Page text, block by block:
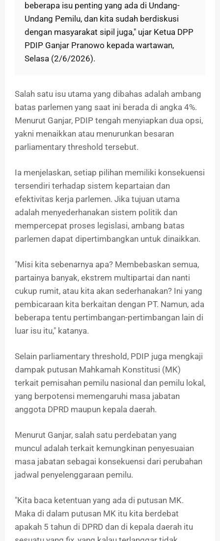
beberapa isu penting yang ada di Undang-
Undang Pemilu, dan kita sudah berdiskusi
dengan masyarakat sipil juga," ujar Ketua DPP
PDIP Ganjar Pranowo kepada wartawan,
Selasa (2/6/2026).
Salah satu isu utama yang dibahas adalah ambang
batas parlemen yang saat ini berada di angka 4%.
Menurut Ganjar, PDIP tengah menyiapkan dua opsi,
yakni menaikkan atau menurunkan besaran
parliamentary threshold tersebut.
Ia menjelaskan, setiap pilihan memiliki konsekuensi
tersendiri terhadap sistem kepartaian dan
efektivitas kerja parlemen. Jika tujuan utama
adalah menyederhanakan sistem politik dan
mempercepat proses legislasi, ambang batas
parlemen dapat dipertimbangkan untuk dinaikkan.
"Misi kita sebenarnya apa? Membebaskan semua,
partainya banyak, ekstrem multipartai dan nanti
cukup rumit, atau kita akan sederhanakan? Ini yang
pembicaraan kita berkaitan dengan PT. Namun, ada
beberapa tentu pertimbangan-pertimbangan lain di
luar isu itu," katanya.
Selain parliamentary threshold, PDIP juga mengkaji
dampak putusan Mahkamah Konstitusi (MK)
terkait pemisahan pemilu nasional dan pemilu lokal,
yang berpotensi memengaruhi masa jabatan
anggota DPRD maupun kepala daerah.
Menurut Ganjar, salah satu perdebatan yang
muncul adalah terkait kemungkinan penyesuaian
masa jabatan sebagai konsekuensi dari perubahan
jadwal penyelenggaraan pemilu.
"Kita baca ketentuan yang ada di putusan MK.
Maka di dalam putusan MK itu kita berdebat
apakah 5 tahun di DPRD dan di kepala daerah itu